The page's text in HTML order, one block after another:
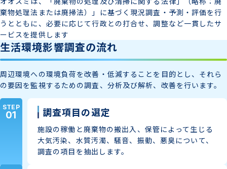
棄物処理法または廃掃法）」に基づく現況調査・予測・評価を行
うとともに、必要に応じて行政との打合せ、調整など一貫したサ
ービスを提供します
生活環境影響調査の流れ
周辺環境への環境負荷を改善・低減することを目的とし、それら
の要因を監視するための調査、分析及び解析、改善を行います。
STEP
01 調査項目の選定
施設の稼働と廃棄物の搬出入、保管によって生じる
大気汚染、水質汚濁、騒音、振動、悪臭について、
調査の項目を抽出します。